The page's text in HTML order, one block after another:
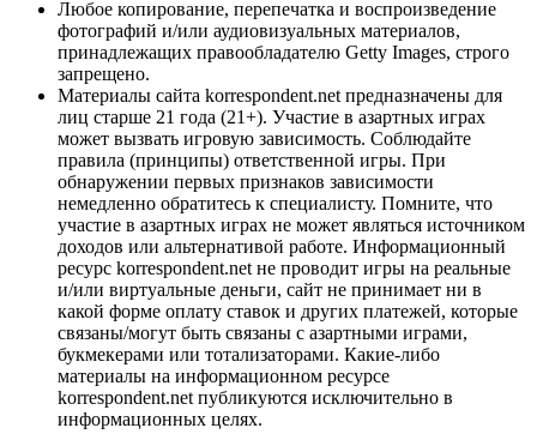
Любое копирование, перепечатка и воспроизведение
фотографий и/или аудиовизуальных материалов,
принадлежащих правообладателю Getty Images, строго
запрещено.
Материалы сайта korrespondent.net предназначены для
лиц старше 21 года (21+). Участие в азартных играх
может вызвать игровую зависимость. Соблюдайте
правила (принципы) ответственной игры. При
обнаружении первых признаков зависимости
немедленно обратитесь к специалисту. Помните, что
участие в азартных играх не может являться источником
доходов или альтернативой работе. Информационный
ресурс korrespondent.net не проводит игры на реальные
и/или виртуальные деньги, сайт не принимает ни в
какой форме оплату ставок и других платежей, которые
связаны/могут быть связаны с азартными играми,
букмекерами или тотализаторами. Какие-либо
материалы на информационном ресурсе
korrespondent.net публикуются исключительно в
информационных целях.